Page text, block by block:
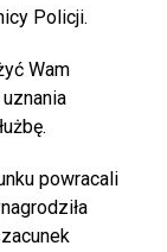
Policji.
Wam
powracali